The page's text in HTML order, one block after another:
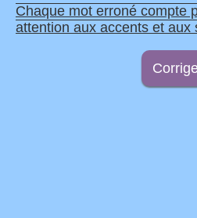
Chaque mot erroné compte
attention aux accents et aux